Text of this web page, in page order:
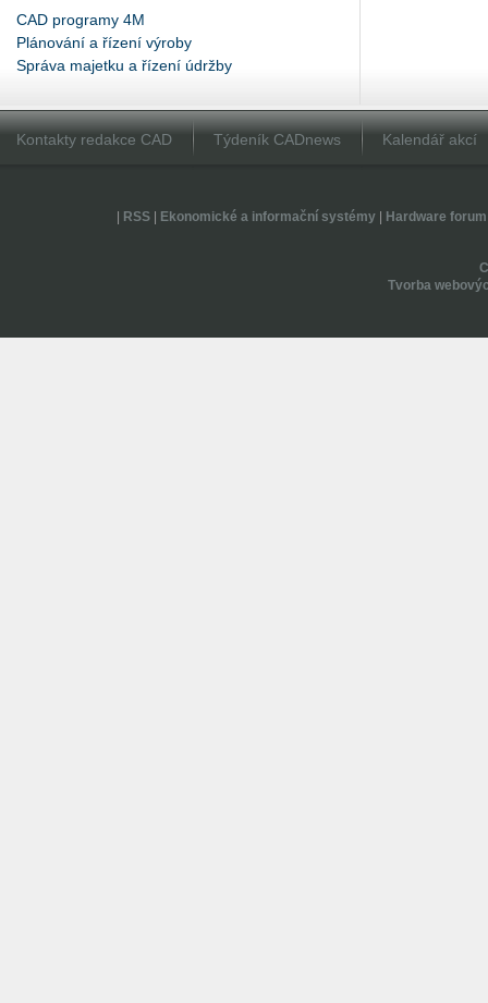
CAD programy 4M
Plánování a řízení výroby
Správa majetku a řízení údržby
Kontakty redakce CAD Týdeník CADnews Kalendář akcí
RSS| Ekonomické a informační systémy| Hardware forum
Tvorba